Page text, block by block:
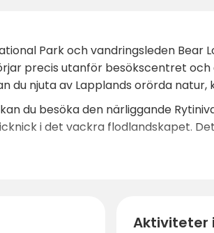
Park och vandringsleden
precis utanför besökscentret
du njuta av Lapplands orörda
du besöka den närliggande
i det vackra flodlandskapet.
och butiker inom en kort bilresa
Aktiviteter